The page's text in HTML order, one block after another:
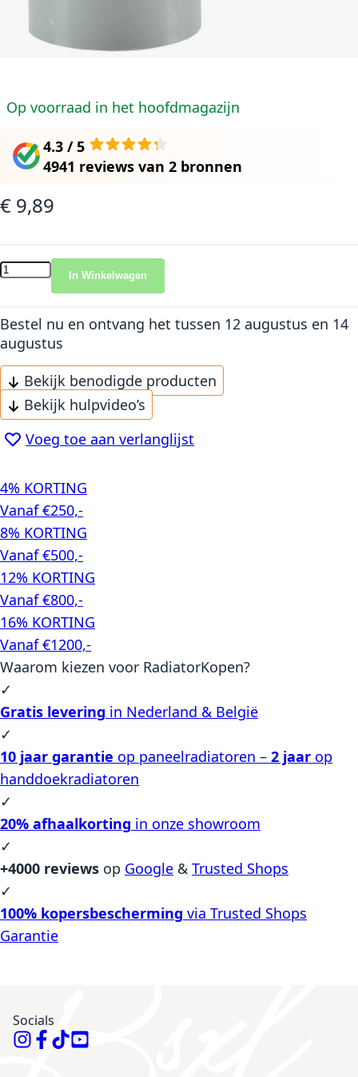
Op voorraad in het hoofdmagazijn
4.3 / 5
4941 reviews van 2 bronnen
€ 9,89
In Winkelwagen
Bestel nu en ontvang het tussen 12 augustus en 14
augustus
Bekijk benodigde producten
Bekijk hulpvideo’s
Voeg toe aan verlanglijst
4% KORTING
Vanaf €250,-
8% KORTING
Vanaf €500,-
12% KORTING
Vanaf €800,-
16% KORTING
Vanaf €1200,-
Waarom kiezen voor RadiatorKopen?
✓
Gratis levering in Nederland & België
✓
10 jaar garantie op paneelradiatoren – 2 jaar op
handdoekradiatoren
✓
20% afhaalkorting in onze showroom
✓
+4000 reviews op Google & Trusted Shops
✓
100% kopersbescherming via Trusted Shops
Garantie
Socials